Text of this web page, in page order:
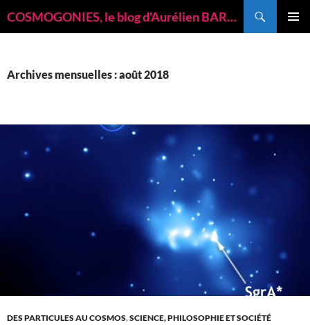
COSMOGONIES, le blog d'Aurélien BARRAU, astrophysicien
Archives mensuelles : août 2018
DES PARTICULES AU COSMOS,SCIENCE, PHILOSOPHIE ET SOCIÉTÉ